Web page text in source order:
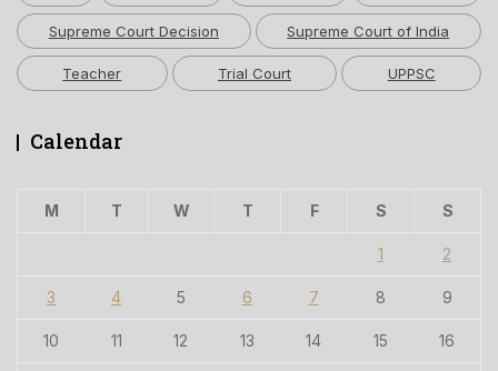
Supreme Court Decision Supreme Court of India
Teacher Trial Court UPPSC
Calendar
M T W T F S S
1 2
3 4 5 6 7 8 9
10 11 12 13 14 15 16